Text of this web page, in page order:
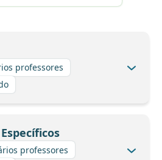
professores
professores